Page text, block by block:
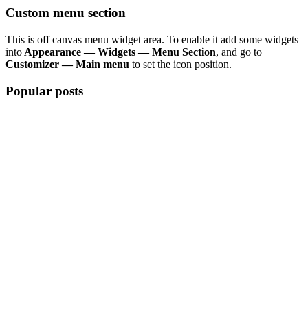
Custom menu section
This is off canvas menu widget area. To enable it add some widgets
into Appearance — Widgets — Menu Section, and go to
Customizer — Main menu to set the icon position.
Popular posts